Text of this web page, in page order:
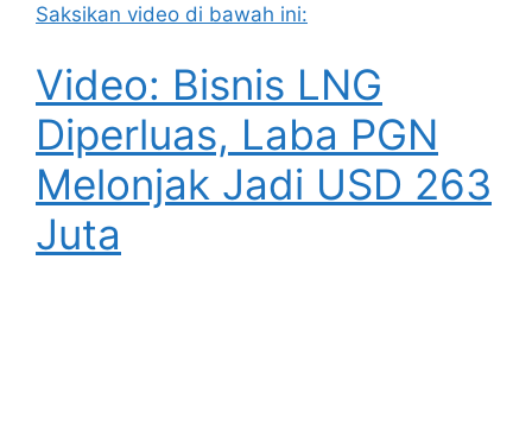
Saksikan video di bawah ini:
Video: Bisnis LNG
Diperluas, Laba PGN
Melonjak Jadi USD 263
Juta